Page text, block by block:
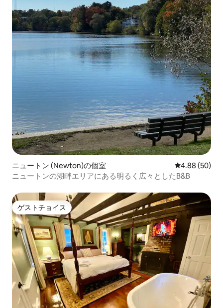
ニュートン (Newton)の個室 レビュー50
4.88 (50)
ニュートンの湖畔エリアにある明るく広々としたB&B
ゲストチョイス
ゲストチョイス